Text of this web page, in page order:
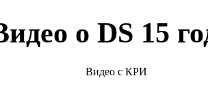
о DS 15
Видео с КРИ